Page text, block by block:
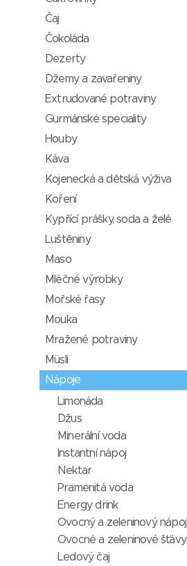
Čaj
Čokoláda
Dezerty
Džemy a zavařeniny
Extrudované potraviny
Gurmánské speciality
Houby
Káva
Kojenecká a dětská výživa
Koření
Kypřící prášky, soda a želé
Luštěniny
Maso
Mléčné výrobky
Mořské řasy
Mouka
Mražené potraviny
Müsli
Nápoje
Limonáda
Džus
Minerální voda
Instantní nápoj
Nektar
Pramenitá voda
Energy drink
Ovocný a zeleninový nápoj
Ovocné a zeleninové šťávy
Ledový čaj